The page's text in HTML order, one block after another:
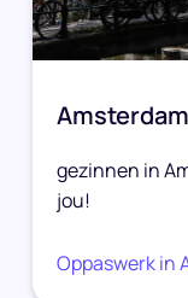
Amsterdam
gezinnen in
jou!
Oppaswerk in